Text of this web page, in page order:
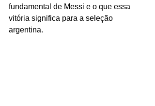
fundamental de Messi e o que essa
vitória significa para a seleção
argentina.